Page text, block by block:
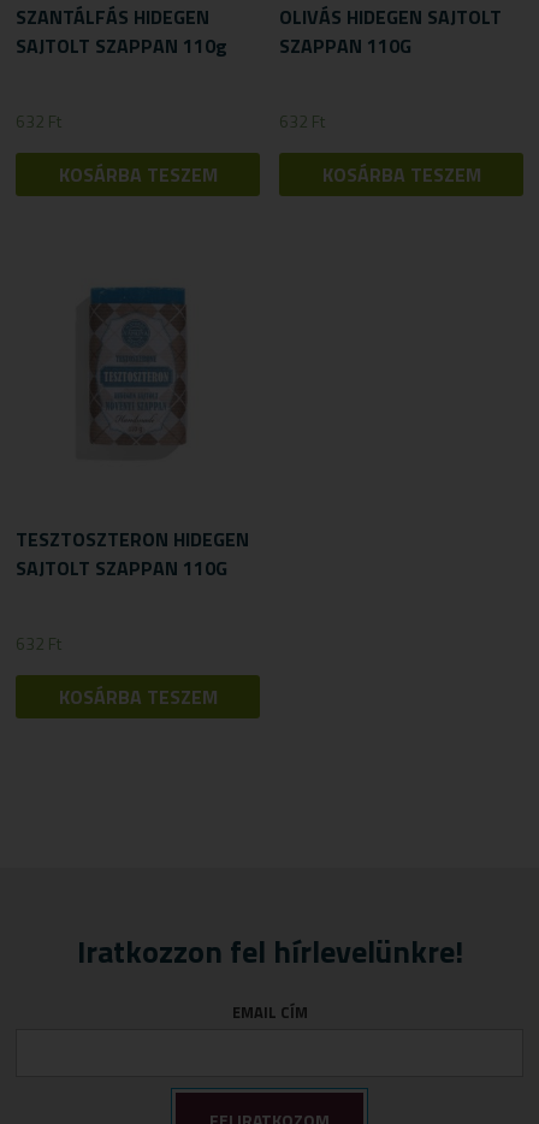
SZANTÁLFÁS HIDEGEN
SAJTOLT SZAPPAN 110g
632 Ft
KOSÁRBA TESZEM
OLIVÁS HIDEGEN SAJTOLT
SZAPPAN 110G
632 Ft
KOSÁRBA TESZEM
TESZTOSZTERON HIDEGEN
SAJTOLT SZAPPAN 110G
632 Ft
KOSÁRBA TESZEM
Iratkozzon fel hírlevelünkre!
EMAIL CÍM